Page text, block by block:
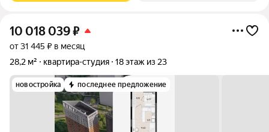
10 018 039₽
от 31 445 ₽ в месяц
28,2 м²
квартира-студия 18 этаж из 23
новостройка последнее предложение